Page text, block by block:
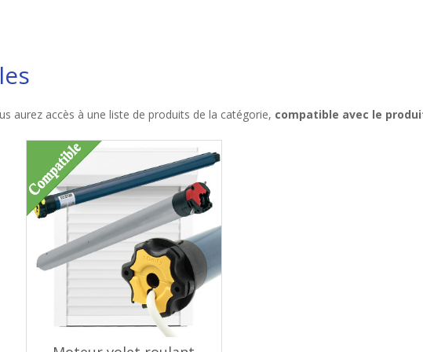
aurez accès à une liste de produits de la catégorie, compatible avec le